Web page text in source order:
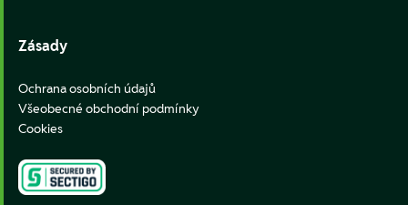
Zásady
Ochrana osobních údajů
Všeobecné obchodní podmínky
Cookies